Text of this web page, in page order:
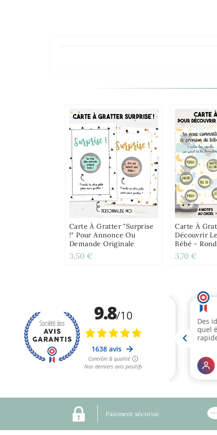
Carte À Gratter "Surprise
!" Pour Annonce Ou
Demande Originale
3,50 €
Carte À
Découvrir
Bébé -
3,70 €
Paiement sécurisé